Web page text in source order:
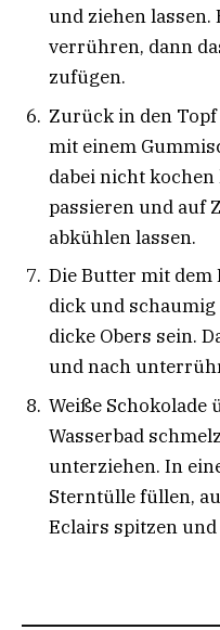
und ziehen lassen.
verrühren, dann
zufügen.
Zurück in den
mit einem
dabei nicht kochen
passieren und auf
abkühlen lassen.
Die Butter mit dem
dick und schaumig
dicke Obers sein.
und nach
Weiße Schokolade
Wasserbad
unterziehen. In
Sterntülle füllen,
Eclairs spitzen und